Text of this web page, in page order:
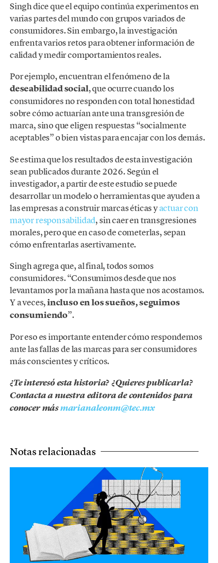
Singh dice que el equipo continúa experimentos en
varias partes del mundo con grupos variados de
consumidores. Sin embargo, la investigación
enfrenta varios retos para obtener información de
calidad y medir comportamientos reales.
Por ejemplo, encuentran el fenómeno de la
deseabilidad social, que ocurre cuando los
consumidores no responden con total honestidad
sobre cómo actuarían ante una transgresión de
marca, sino que eligen respuestas “socialmente
aceptables” o bien vistas para encajar con los demás.
Se estima que los resultados de esta investigación
sean publicados durante 2026. Según el
investigador, a partir de este estudio se puede
desarrollar un modelo o herramientas que ayuden a
las empresas a construir marcas éticas yactuar con
mayor responsabilidad, sin caer en transgresiones
morales, pero que en caso de cometerlas, sepan
cómo enfrentarlas asertivamente.
Singh agrega que, al final, todos somos
consumidores. “Consumimos desde que nos
levantamos por la mañana hasta que nos acostamos.
Y a veces,incluso en los sueños, seguimos
consumiendo”.
Por eso es importante entender cómo respondemos
ante las fallas de las marcas para ser consumidores
más conscientes y críticos.
¿Te interesó esta historia? ¿Quieres publicarla?
Contacta a nuestra editora de contenidos para
conocer másmarianaleonm@tec.mx
Notas relacionadas